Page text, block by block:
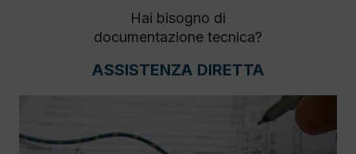
Hai bisogno di
documentazione tecnica?
ASSISTENZA DIRETTA